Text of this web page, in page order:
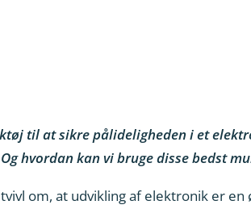
til at sikre pålideligheden i et
hvordan kan vi bruge disse bedst
om, at udvikling af elektronik er